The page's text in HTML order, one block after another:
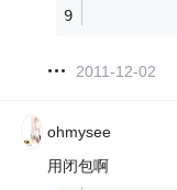
2011-12-02
ohmysee
用闭包啊